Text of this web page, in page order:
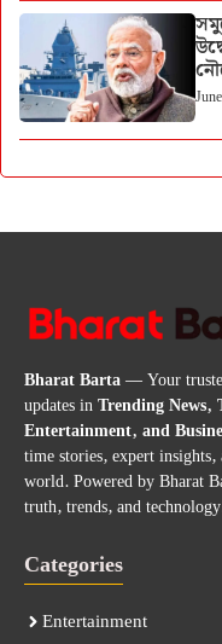
Bharat Barta— Your
updates inTrending News,
Entertainment, and
time stories, expert
world. Powered by Bharat
truth, trends, and
Categories
Entertainment